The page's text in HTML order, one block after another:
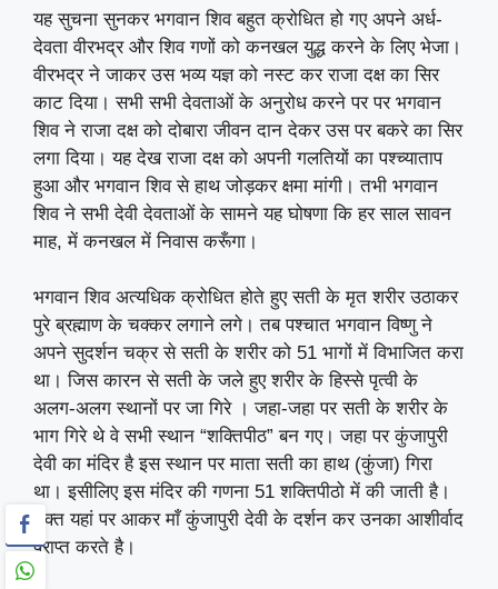
यह सुचना सुनकर भगवान शिव बहुत क्रोधित हो गए अपने अर्ध-
देवता वीरभद्र और शिव गणों को कनखल युद्ध करने के लिए भेजा।
वीरभद्र ने जाकर उस भव्य यज्ञ को नस्ट कर राजा दक्ष का सिर
काट दिया। सभी सभी देवताओं के अनुरोध करने पर पर भगवान
शिव ने राजा दक्ष को दोबारा जीवन दान देकर उस पर बकरे का सिर
लगा दिया। यह देख राजा दक्ष को अपनी गलतियों का पश्च्याताप
हुआ और भगवान शिव से हाथ जोड़कर क्षमा मांगी। तभी भगवान
शिव ने सभी देवी देवताओं के सामने यह घोषणा कि हर साल सावन
माह, में कनखल में निवास करूँगा।
भगवान शिव अत्यधिक क्रोधित होते हुए सती के मृत शरीर उठाकर
पुरे ब्रह्माण के चक्कर लगाने लगे। तब पश्चात भगवान विष्णु ने
अपने सुदर्शन चक्र से सती के शरीर को 51 भागों में विभाजित करा
था। जिस कारन से सती के जले हुए शरीर के हिस्से पृत्वी के
अलग-अलग स्थानों पर जा गिरे । जहा-जहा पर सती के शरीर के
भाग गिरे थे वे सभी स्थान “शक्तिपीठ” बन गए। जहा पर कुंजापुरी
देवी का मंदिर है इस स्थान पर माता सती का हाथ (कुंजा) गिरा
था। इसीलिए इस मंदिर की गणना 51 शक्तिपीठो में की जाती है।
भक्त यहां पर आकर माँ कुंजापुरी देवी के दर्शन कर उनका आशीर्वाद
प्राप्त करते है।